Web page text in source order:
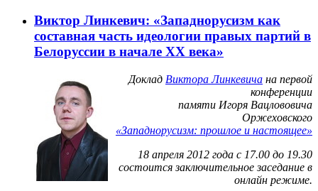
Виктор Линкевич: «Западнорусизм как
составная часть идеологии правых партий в
Белоруссии в начале XX века»
Доклад Виктора Линкевича на первой
конференции
памяти Игоря Вацлововича
Оржеховского
«Западнорусизм: прошлое и настоящее»
18 апреля 2012 года с 17.00 до 19.30
состоится заключительное заседание в
онлайн режиме.